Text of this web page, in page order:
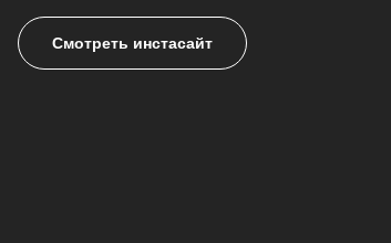
Смотреть инстасайт